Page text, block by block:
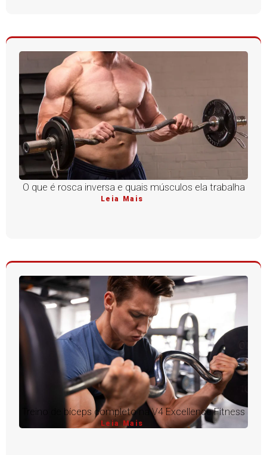
O que é rosca inversa e quais músculos ela trabalha
Leia Mais
Treino de bíceps completo na V4 Excellence Fitness
Leia Mais